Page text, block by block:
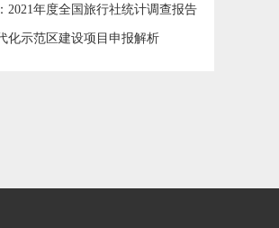
2021年度全国旅行社统计调查报告
化示范区建设项目申报解析